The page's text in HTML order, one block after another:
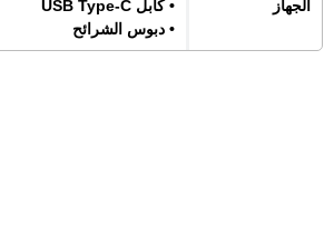
الجهاز
• كابل USB Type-C
• دبوس الشرائح